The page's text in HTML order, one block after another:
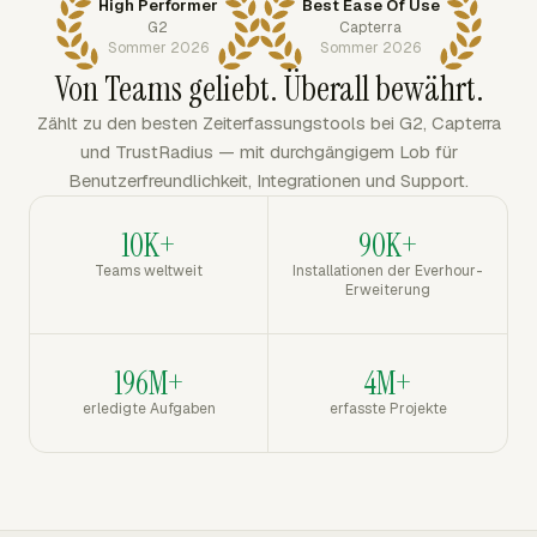
High Performer
G2
Sommer 2026
Best Ease Of Use
Capterra
Sommer 2026
Von Teams geliebt. Überall bewährt.
Zählt zu den besten Zeiterfassungstools bei G2, Capterra
und TrustRadius — mit durchgängigem Lob für
Benutzerfreundlichkeit, Integrationen und Support.
10K+
Teams weltweit
90K+
Installationen der Everhour-
Erweiterung
196M+
erledigte Aufgaben
4M+
erfasste Projekte